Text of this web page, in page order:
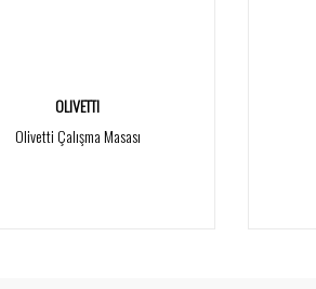
OLIVETTI
Olivetti Çalışma Masası